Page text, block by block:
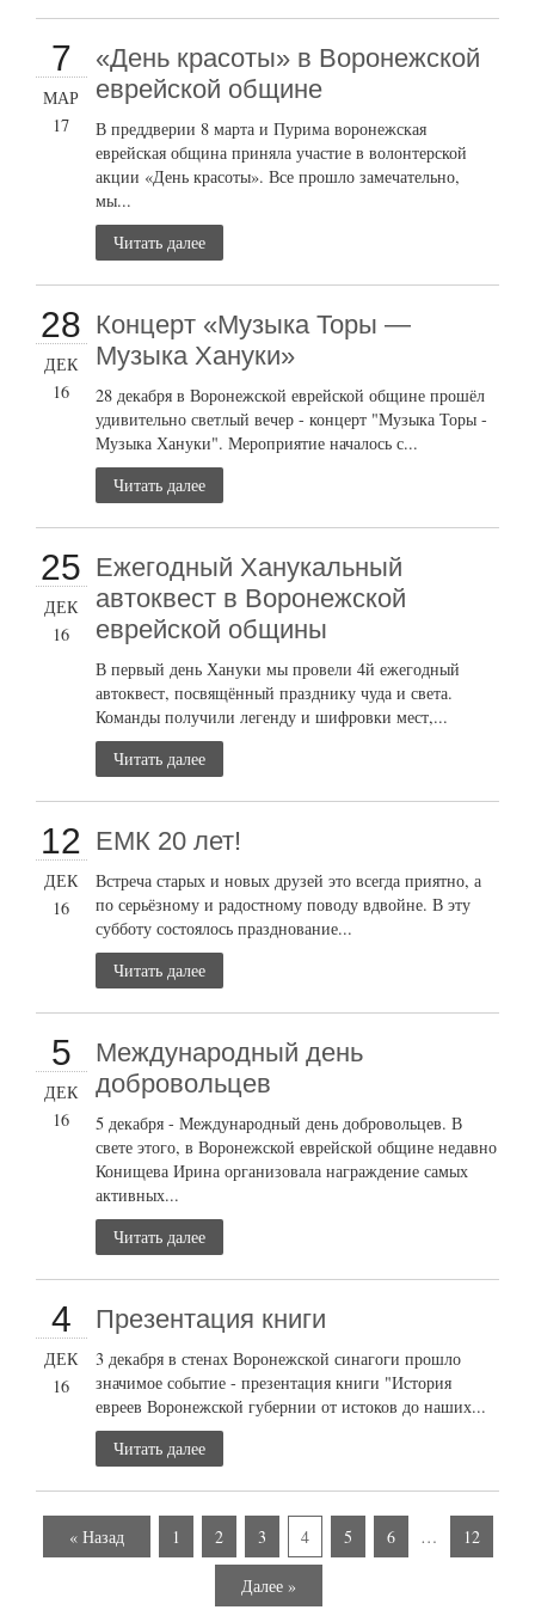
7
МАР
17
«День красоты» в Воронежской
еврейской общине
В преддверии 8 марта и Пурима воронежская
еврейская община приняла участие в волонтерской
акции «День красоты». Все прошло замечательно,
мы...
Читать далее
28
ДЕК
16
Концерт «Музыка Торы —
Музыка Хануки»
28 декабря в Воронежской еврейской общине прошёл
удивительно светлый вечер - концерт "Музыка Торы -
Музыка Хануки". Мероприятие началось с...
Читать далее
25
ДЕК
16
Ежегодный Ханукальный
автоквест в Воронежской
еврейской общины
В первый день Хануки мы провели 4й ежегодный
автоквест, посвящённый празднику чуда и света.
Команды получили легенду и шифровки мест,...
Читать далее
12
ДЕК
16
ЕМК 20 лет!
Встреча старых и новых друзей это всегда приятно, а
по серьёзному и радостному поводу вдвойне. В эту
субботу состоялось празднование...
Читать далее
5
ДЕК
16
Международный день
добровольцев
5 декабря - Международный день добровольцев. В
свете этого, в Воронежской еврейской общине недавно
Конищева Ирина организовала награждение самых
активных...
Читать далее
4
ДЕК
16
Презентация книги
3 декабря в стенах Воронежской синагоги прошло
значимое событие - презентация книги "История
евреев Воронежской губернии от истоков до наших...
Читать далее
« Назад 1 2 3 4 5 6 … 12
Далее »